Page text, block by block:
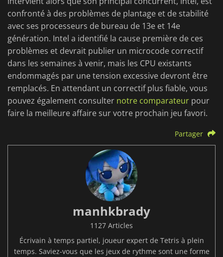
confronté à des problèmes de plantage et de stabilité
avec ses processeurs de bureau de 13e et 14e
génération. Intel a identifié la cause première de ces
problèmes et devrait publier un microcode correctif
dans les semaines à venir, mais les CPU existants
endommagés par une tension excessive devront être
remplacés. En attendant un correctif plus fiable, vous
pouvez également consulter notre comparateur pour
faire la meilleure affaire sur votre prochain jeu favori.
Partager
manhkbrady
1127 Articles
Écrivain à temps partiel, joueur expert de Tetris à plein
temps. Saviez-vous que les jeux de rythme sont une forme